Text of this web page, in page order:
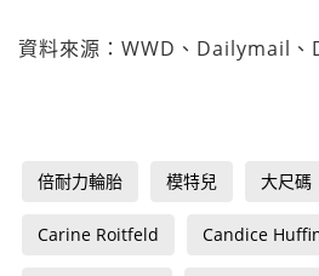
資料來源：WWD、Dailymail
倍耐力輪胎 模特兒 大尺碼
Carine Roitfeld Candice